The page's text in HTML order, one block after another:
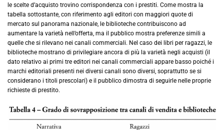
le scelte d’acquisto trovino corrispondenza con i prestiti. Come mostra la
tabella sottostante, con riferimento agli editori con maggiori quote di
mercato sul panorama nazionale, le biblioteche contribuiscono ad
aumentare la varietà nell’offerta, ma il pubblico mostra preferenze simili a
quelle che si rilevano nei canali commerciali. Nel caso dei libri per ragazzi, le
biblioteche mostrano di privilegiare ancora di più la varietà negli acquisti (il
dato relativo ai primi tre editori nei canali commerciali appare basso poiché i
marchi editoriali presenti nei diversi canali sono diversi, soprattutto se si
considerano i titoli prescolari) e il pubblico dimostra di seguirle nelle proprie
richieste di prestito.